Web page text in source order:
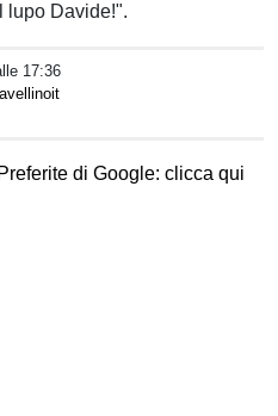
lupo Davide!".
17:36
di Google: clicca qui